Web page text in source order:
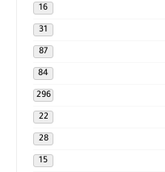
16
31
87
84
296
22
28
15